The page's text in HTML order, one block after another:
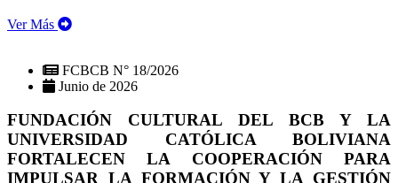
Ver Más
FCBCB N° 18/2026
Junio de 2026
FUNDACIÓN CULTURAL DEL BCB Y LA
UNIVERSIDAD CATÓLICA BOLIVIANA
FORTALECEN LA COOPERACIÓN PARA
IMPULSAR LA FORMACIÓN Y LA GESTIÓN